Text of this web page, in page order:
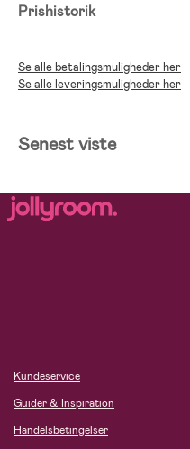
Prishistorik
Se alle betalingsmuligheder her
Se alle leveringsmuligheder her
Senest viste
Kundeservice
Guider & Inspiration
Handelsbetingelser